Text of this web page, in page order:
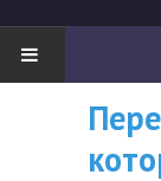
НОВОСТИ
"Боевая"